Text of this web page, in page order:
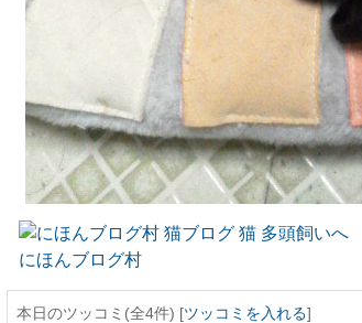
にほんブログ村
本日のツッコミ(全4件) [ツッコミを入れる]